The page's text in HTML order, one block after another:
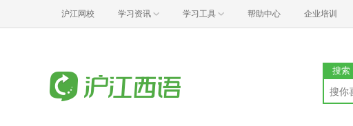
沪江网校 学习资讯 学习工具 帮助中心 企业培训
搜索